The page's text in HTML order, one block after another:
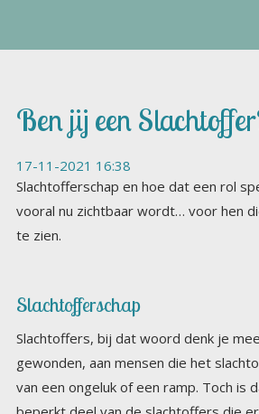
Ben jij een
17-11-2021 16:38
Slachtofferschap en hoe dat een rol
vooral nu zichtbaar wordt… voor hen
te zien.
Slachtofferschap
Slachtoffers, bij dat woord denk je
gewonden, aan mensen die het
van een ongeluk of een ramp. Toch is
beperkt deel van de slachtoffers die
eerstgenoemden zijn overduidelijk
iemand. Aantoonbaar met
dronken automobilist rijdt door een
een fietsster aan, die ernstig gewond
slachtoffer, hoe je het ook wendt of
automobilist. Er vindt een ramp plaats
grote ontploffing waarbij alle huizen in
beschadigd worden of onbewoonbaar.
deze woningen zijn slachtoffers van
gebeurde. Dat deze mensen
punt van discussie, iedereen zal het